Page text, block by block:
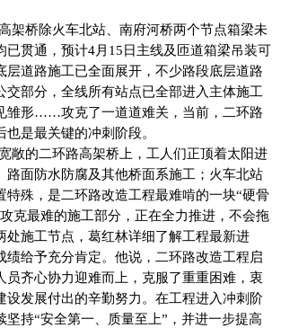
架桥除火车北站、南府河桥两个节点箱梁未
已贯通，预计4月15日主线及匝道箱梁吊装可
层道路施工已全面展开，不少路段底层道路
交部分，全线所有站点已全部进入主体施工
雏形……攻克了一道道难关，当前，二环路
是最关键的冲刺阶段。
敞的二环路高架桥上，工人们正顶着太阳进
路面防水防腐及其他桥面系施工；火车北站
特殊，是二环路改造工程最难啃的一块“硬骨
克最难的施工部分，正在全力推进，不会拖
处施工节点，葛红林详细了解工程最新进
绩给予充分肯定。他说，二环路改造工程启
员齐心协力迎难而上，克服了重重困难，衷
设发展付出的辛勤努力。在工程进入冲刺阶
坚持“安全第一、质量至上”，并进一步提高